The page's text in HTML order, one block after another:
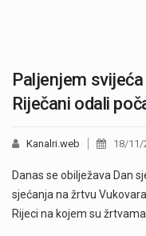
Paljenjem
Riječani odali
Kanalri.web 18/11/
Danas se obilježava Dan
sjećanja na žrtvu
Rijeci na kojem su